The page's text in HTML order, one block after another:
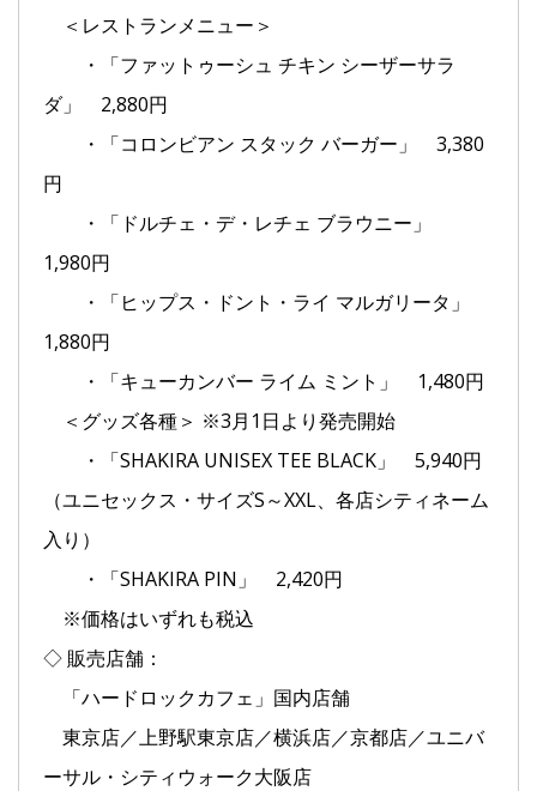
＜レストランメニュー＞
・「ファットゥーシュ チキン シーザーサラ
ダ」 2,880円
・「コロンビアン スタック バーガー」 3,380
円
・「ドルチェ・デ・レチェ ブラウニー」
1,980円
・「ヒップス・ドント・ライ マルガリータ」
1,880円
・「キューカンバー ライム ミント」 1,480円
＜グッズ各種＞ ※3月1日より発売開始
・「SHAKIRA UNISEX TEE BLACK」 5,940円
（ユニセックス・サイズS～XXL、各店シティネーム
入り）
・「SHAKIRA PIN」 2,420円
※価格はいずれも税込
◇ 販売店舗：
「ハードロックカフェ」国内店舗
東京店／上野駅東京店／横浜店／京都店／ユニバ
ーサル・シティウォーク大阪店